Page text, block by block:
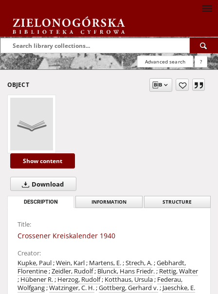
Advanced search ?
OBJECT
Show content
Download
DESCRIPTION INFORMATION STRUCTURE
Title:
Crossener Kreiskalender 1940
Creator:
Kupke, Paul;Wein, Karl; Martens, E.;Strech, A.;Gebhardt,
Florentine;Zeidler, Rudolf; Blunck, Hans Friedr.; Rettig, Walter
; Hübener R.; Herzog, Rudolf; Kotthaus, Ursula; Federau,
Wolfgang;Watzinger, C. H.;Gottberg, Gerhard v.; Jaeschke, E.